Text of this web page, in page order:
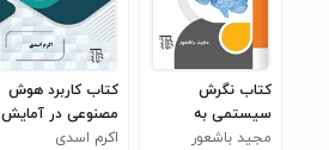
کتاب نگرش
سیستمی به
آموزش ریاضی در
مجید باشعور
کتاب کاربرد هوش
مصنوعی در آمایش
شهری
اکرم اسدی